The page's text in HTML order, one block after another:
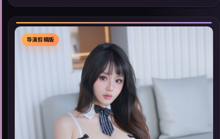
高分佳作，畅享高清在线追剧体验。
▶
导演剪辑版